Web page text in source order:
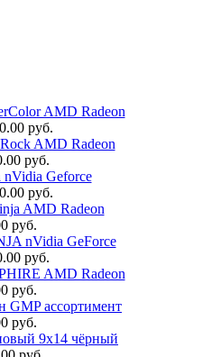
AMD Radeon
руб.
AMD Radeon
руб.
nVidia Geforce
руб.
AMD Radeon
руб.
nVidia GeForce
руб.
AMD Radeon
руб.
GMP ассортимент
руб.
9х14 чёрный